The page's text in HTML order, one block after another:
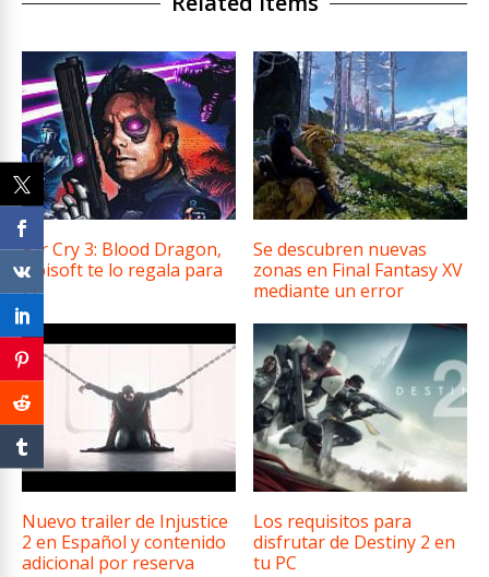
Far Cry 3: Blood Dragon,
Ubisoft te lo regala para
PC
Se descubren nuevas
zonas en Final Fantasy XV
mediante un error
Nuevo trailer de Injustice
2 en Español y contenido
adicional por reserva
Los requisitos para
disfrutar de Destiny 2 en
tu PC